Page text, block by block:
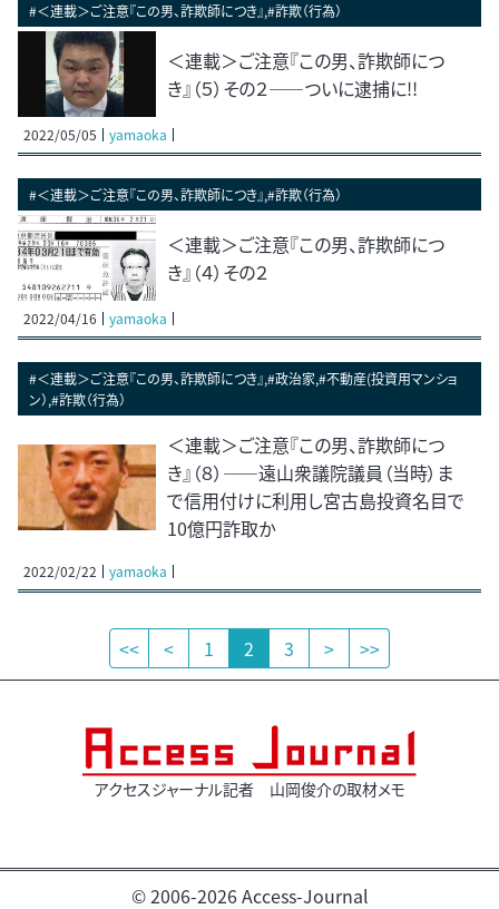
#＜連載＞ご注意『この男、詐欺師につき』,#詐欺（行為）
＜連載＞ご注意『この男、詐欺師につ
き』（５）その２——ついに逮捕に!!
2022/05/05 yamaoka
#＜連載＞ご注意『この男、詐欺師につき』,#詐欺（行為）
＜連載＞ご注意『この男、詐欺師につ
き』（４）その２
2022/04/16 yamaoka
#＜連載＞ご注意『この男、詐欺師につき』,#政治家,#不動産(投資用マンショ
ン）,#詐欺（行為）
＜連載＞ご注意『この男、詐欺師につ
き』（８）――遠山衆議院議員（当時）ま
で信用付けに利用し宮古島投資名目で
10億円詐取か
2022/02/22 yamaoka
<< < 1 2 3 > >>
アクセスジャーナル記者 山岡俊介の取材メモ
© 2006-2026 Access-Journal